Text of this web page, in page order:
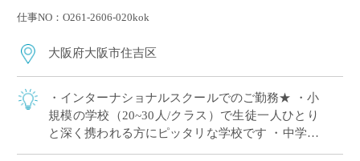
仕事NO：O261-2606-020kok
大阪府大阪市住吉区
・インターナショナルスクールでのご勤務★ ・小
規模の学校（20~30人/クラス）で生徒一人ひとり
と深く携われる方にピッタリな学校です ・中学生